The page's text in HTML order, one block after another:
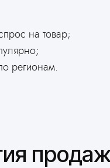
на товар;
регионам.
продаж